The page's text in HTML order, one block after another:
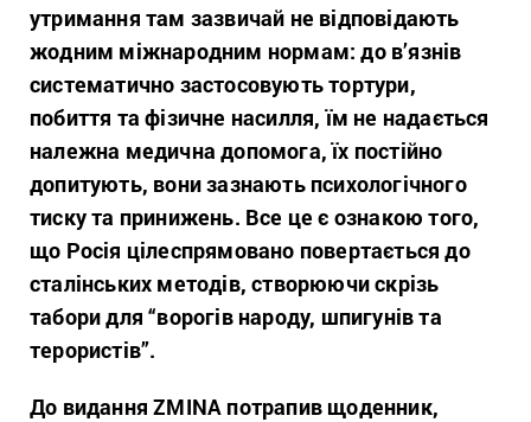
утримання там зазвичай не відповідають
жодним міжнародним нормам: до в’язнів
систематично застосовують тортури,
побиття та фізичне насилля, їм не надається
належна медична допомога, їх постійно
допитують, вони зазнають психологічного
тиску та принижень. Все це є ознакою того,
що Росія цілеспрямовано повертається до
сталінських методів, створюючи скрізь
табори для “ворогів народу, шпигунів та
терористів”.
До видання ZMINA потрапив щоденник,